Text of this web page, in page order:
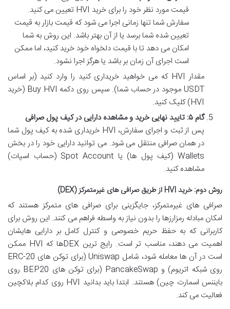
قیمت مورد نظر خود را برای خرید HVI تعیین می کنید.
سفارش شما تنها زمانی اجرا می شود که قیمت بازار به قیمت
تعیین شده شما برسد یا از آن بهتر باشد. این روش به شما
امکان می دهد تا با قیمت دلخواه خود خرید کنید، اما ممکن
است اجرای آن زمان بر باشد یا هرگز اجرا نشود.
مقدار HVI که می خواهید خریداری کنید را وارد کنید (بر اساس
USDT موجود در حساب شما). سپس روی دکمه Buy HVI (خرید
HVI) کلیک کنید.
گام ۵: تایید نهایی خرید و مشاهده دارایی در کیف پول صرافی
پس از ثبت و اجرای سفارش، HVI خریداری شده به کیف پول شما
در همان صرافی منتقل می شود. می توانید دارایی خود را در بخش
Wallets (کیف پول ها) یا Spot Account (حساب اسپات)
مشاهده کنید.
روش دوم: خرید HVI از طریق صرافی های غیرمتمرکز (DEX)
صرافی های غیرمتمرکز، جایگزینی برای صرافی های متمرکز هستند که
امکان مبادله رمزارزها را بدون نیاز به واسطه فراهم می کنند. این روش برای
کاربرانی که به حفظ حریم خصوصی و کنترل کامل بر دارایی هایشان
اهمیت می دهند، مناسب تر است. رایج ترین DEXها که HVI ممکن
است در آن ها معامله شود، شامل Uniswap (برای توکن های ERC-20
روی شبکه اتریوم) و PancakeSwap (برای توکن های BEP20 روی
بایننس اسمارت چین) هستند. ابتدا باید بدانید HVI روی کدام بلاکچین
فعالیت می کند.